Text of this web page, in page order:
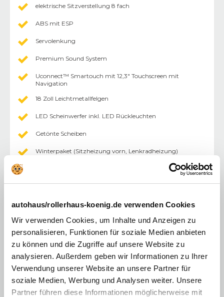
autohaus/rollerhaus-koenig.de verwenden Cookies
Wir verwenden Cookies, um Inhalte und Anzeigen zu
personalisieren, Funktionen für soziale Medien anbieten
zu können und die Zugriffe auf unsere Website zu
analysieren. Außerdem geben wir Informationen zu Ihrer
Verwendung unserer Website an unsere Partner für
soziale Medien, Werbung und Analysen weiter. Unsere
Partner führen diese Informationen möglicherweise mit
elektrische Sitzverstellung 8 fach
ABS mit ESP
Servolenkung
Premium Sound System
Uconnect™ Smartouch mit 12,3" Touchscreen mit
Navigation
18 Zoll Leichtmetallfelgen
LED Scheinwerfer inkl. LED Rückleuchten
Getönte Scheiben
Winterpaket (Sitzheizung vorn, Lenkradheizung)
Keyless Enter-N-Go
Digitales Radio (DAB)
Einparkhilfe vorne u. hinten mit Rückfahrkamera
Adaptive Geschwindigkeitsregelanlage
Auffahrwarnsystem
Totwinkel-Assistent mit Bewegungserkennung hinten